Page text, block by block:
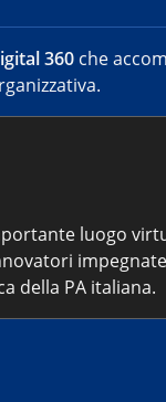
360 che
luogo
della PA italiana.